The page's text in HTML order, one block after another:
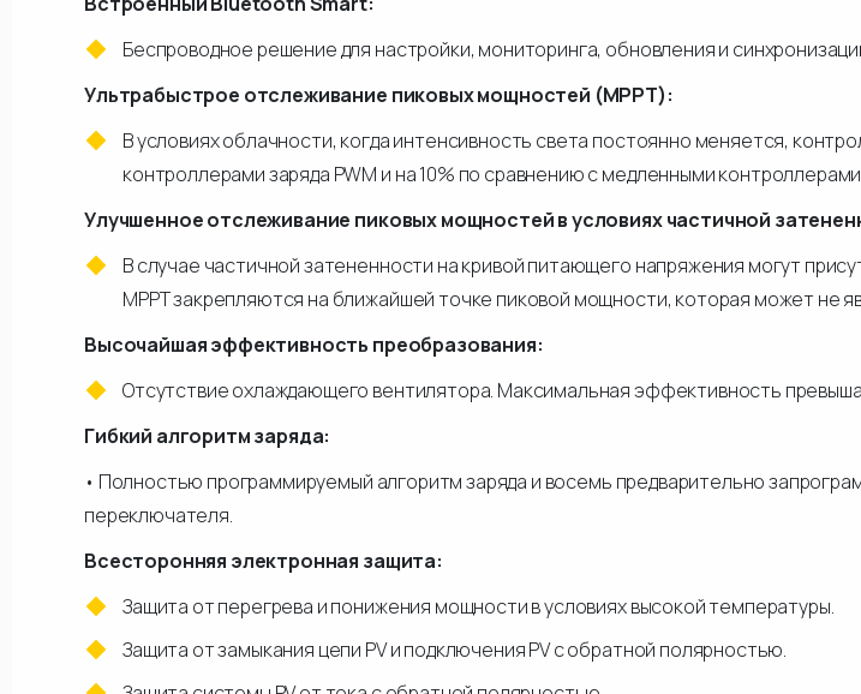
Беспроводное решение для настройки, мониторинга, обновления и
Ультрабыстрое отслеживание пиковых мощностей (MPPT):
В условиях облачности, когда интенсивность света постоянно меняется,
контроллерами заряда PWM и на 10% по сравнению с медленными
Улучшенное отслеживание пиковых мощностей в условиях частичной
В случае частичной затененности на кривой питающего напряжения могут
МРРТ закрепляются на ближайшей точке пиковой мощности, которая может не
Высочайшая эффективность преобразования:
Отсутствие охлаждающего вентилятора. Максимальная эффективность
Гибкий алгоритм заряда:
• Полностью программируемый алгоритм заряда и восемь предварительно
переключателя.
Всесторонняя электронная защита:
Защита от перегрева и понижения мощности в условиях высокой температуры.
Защита от замыкания цепи PV и подключения PV с обратной полярностью.